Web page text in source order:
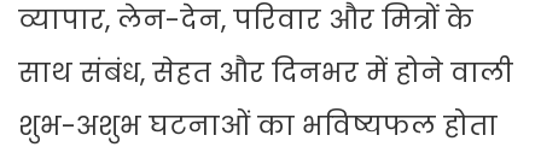
व्यापार, लेन-देन, परिवार और मित्रों के
साथ संबंध, सेहत और दिनभर में होने वाली
शुभ-अशुभ घटनाओं का भविष्यफल होता